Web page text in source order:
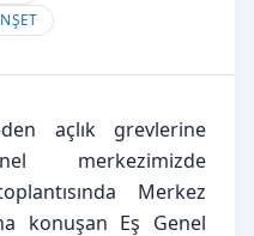
açlık grevlerine
merkezimizde
Merkez
konuşan Eş Genel